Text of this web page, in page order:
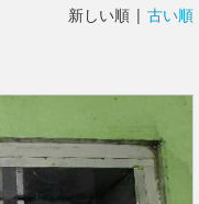
新しい順 | 古い順